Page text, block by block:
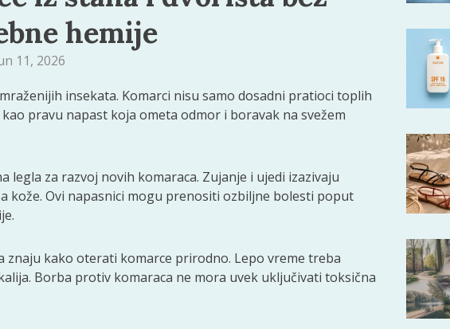
hemije
11, 2026
insekata. Komarci nisu samo dosadni pratioci toplih
pravu napast koja ometa odmor i boravak na svežem
legla za razvoj novih komaraca. Zujanje i ujedi izazivaju
kože. Ovi napasnici mogu prenositi ozbiljne bolesti poput
kako oterati komarce prirodno. Lepo vreme treba
Borba protiv komaraca ne mora uvek uključivati toksična